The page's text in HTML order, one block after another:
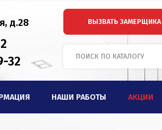
д.28
32
ВЫЗВАТЬ ЗАМЕРЩИКА
НАШИ РАБОТЫ АКЦИИ